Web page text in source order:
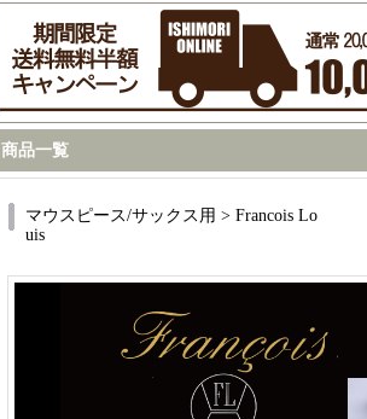
商品一覧
マウスピース/サックス用 > Francois Lo
uis